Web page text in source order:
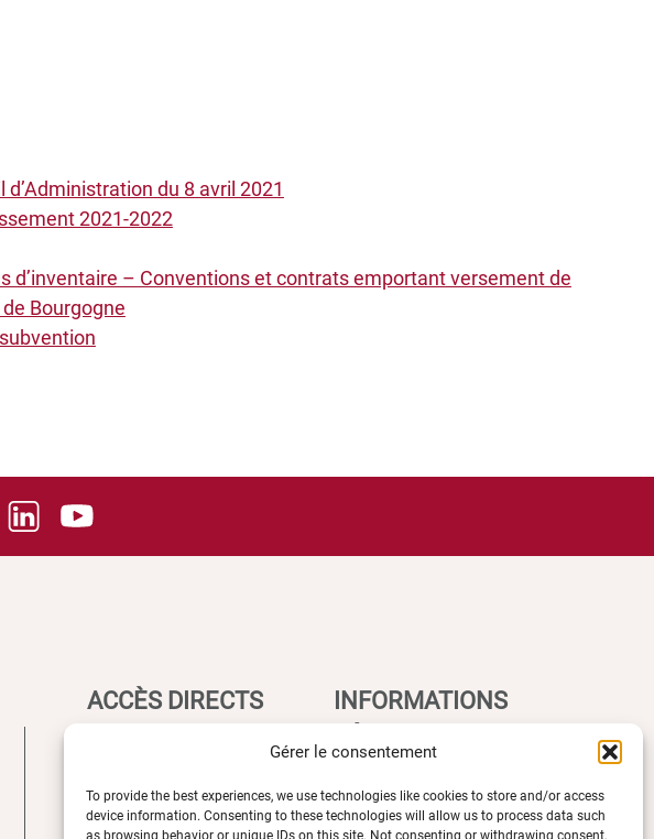
Gérer le consentement
To provide the best experiences, we use technologies like cookies to store and/or access
device information. Consenting to these technologies will allow us to process data such
as browsing behavior or unique IDs on this site. Not consenting or withdrawing consent,
du 8 avril 2021
2021-2022
d’inventaire – Conventions et contrats emportant versement de
Bourgogne
ACCÈS DIRECTS
ENT
INFORMATIONS
Plan d’accès des campus